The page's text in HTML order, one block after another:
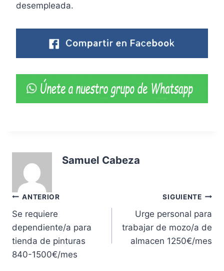
desempleada.
Samuel Cabeza
Navegación
de
entradas
ANTERIOR
Se requiere
dependiente/a para
tienda de pinturas
840-1500€/mes
SIGUIENTE
Urge personal para
trabajar de mozo/a de
almacen 1250€/mes